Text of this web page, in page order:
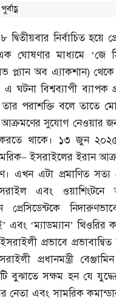
নির্বাচিত হয়ে
এক ঘোষণার মাধ্যমে ‘জে
প্ল্যান অব এ্যাকশান) থেকে
ঘটনা বিশ্বব্যাপী ব্যাপক
পরাশক্তি বলে তাতে
সুযোগ নেওয়ার
করতে থাকে। ১৩ জুন
–ইসরাইলের ইরান
এখন এটা প্রমাণিত
এবং
প্রেসিডেন্টকে
এবং ‘ম্যাডম্যান’
ইসরাইলী প্রভাবে
প্রধানমন্ত্রী
বুঝাতে সক্ষম হন যে
নেতা এবং সামরিক